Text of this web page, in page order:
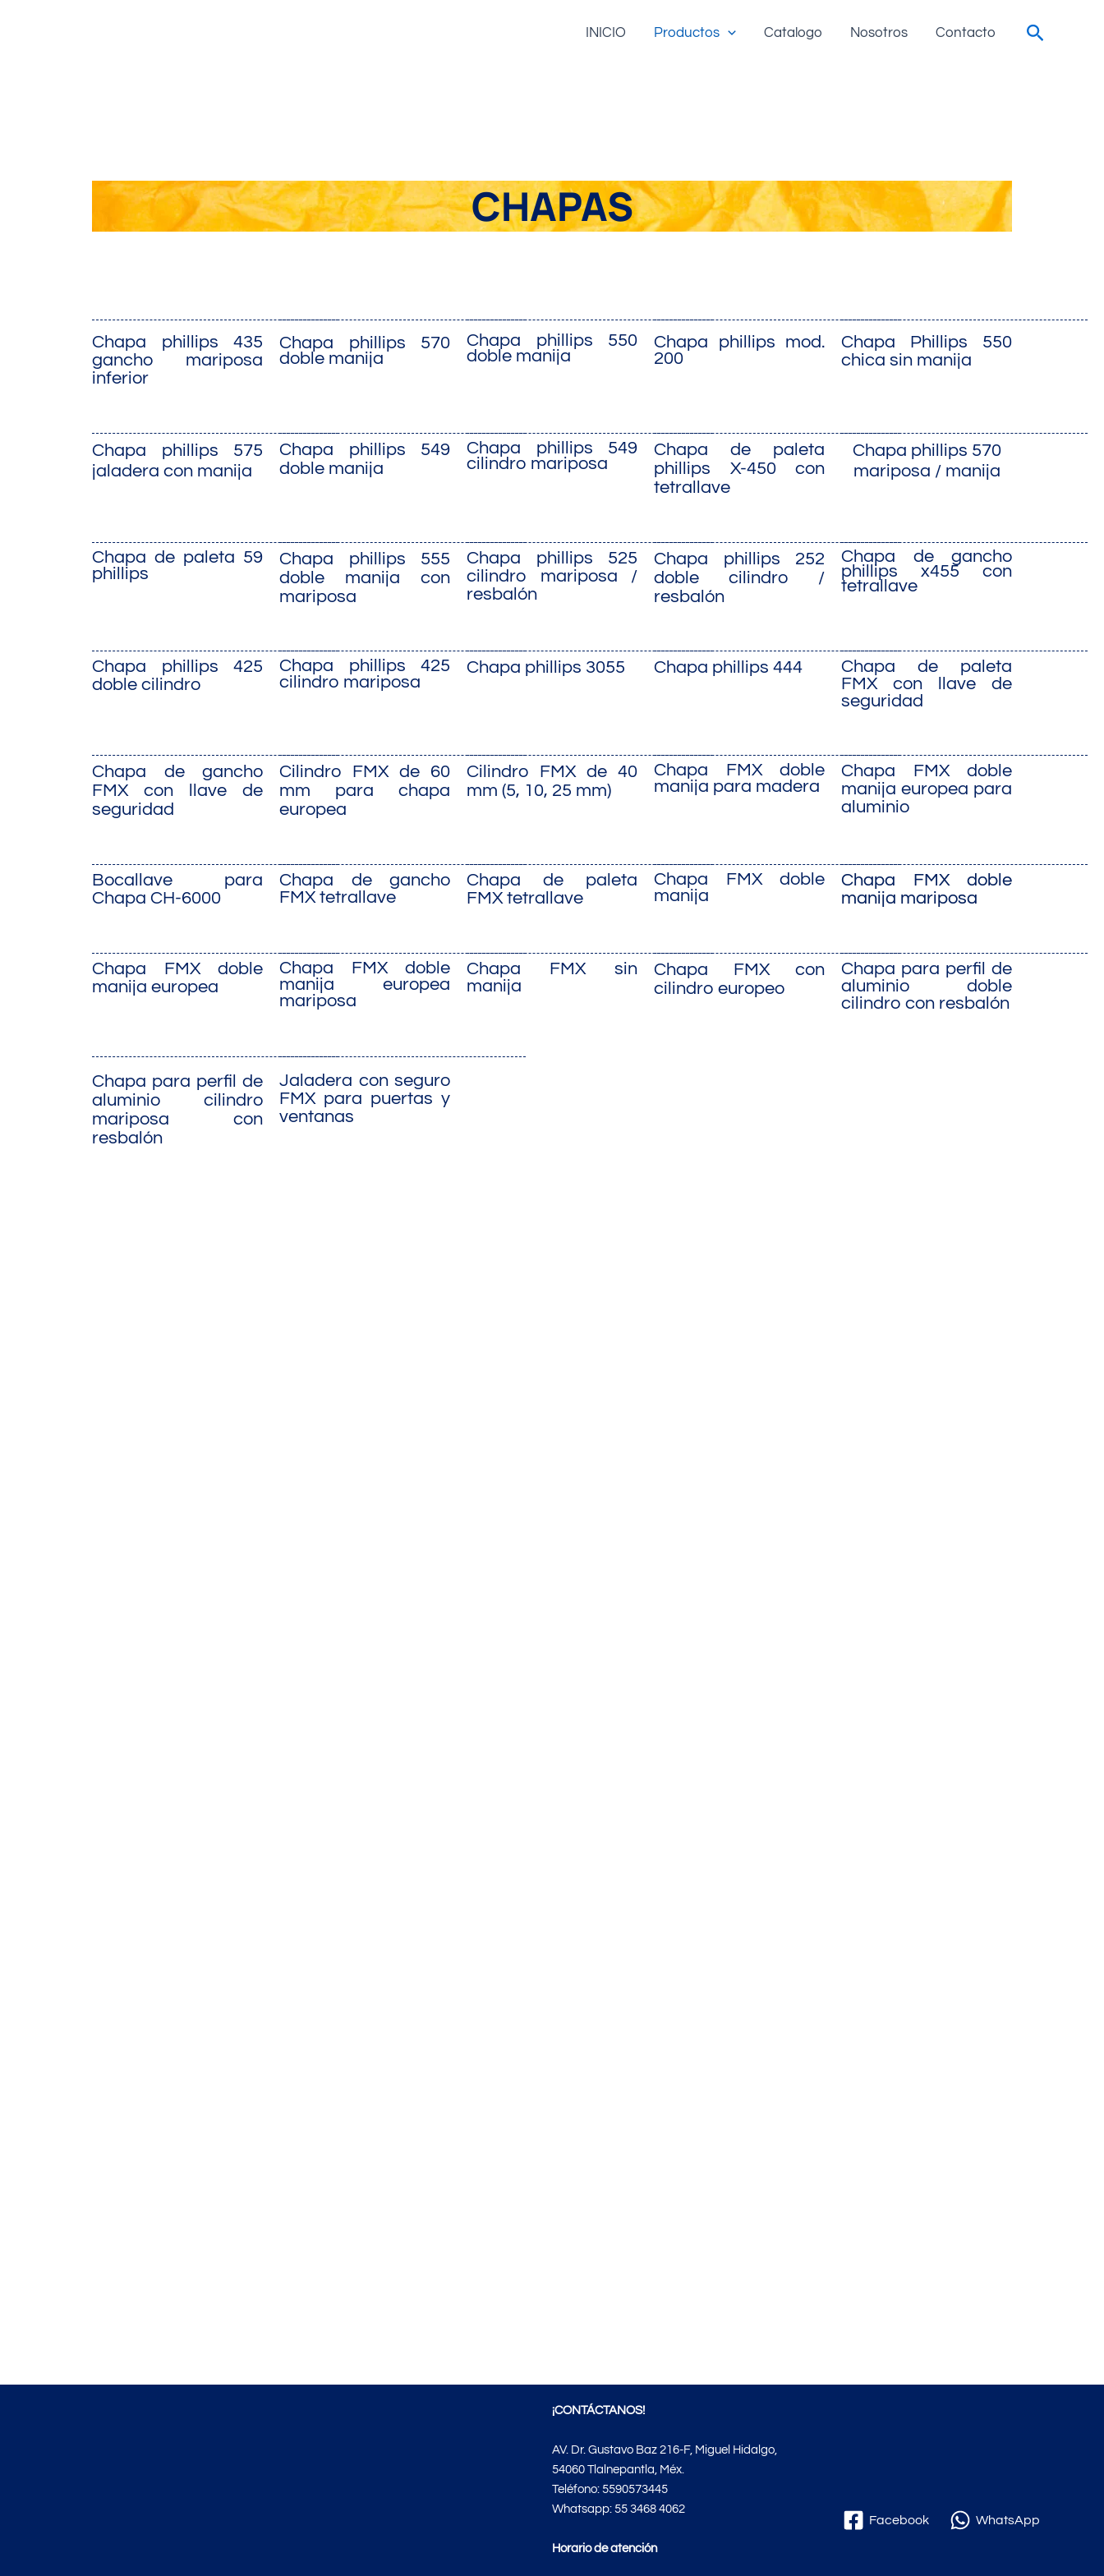
INICIO Productos Catalogo Nosotros Contacto Search
CHAPAS
Chapa phillips 435
gancho mariposa
inferior
Chapa phillips 570
doble manija
Chapa phillips 550
doble manija
Chapa phillips mod.
200
Chapa Phillips 550
chica sin manija
Chapa phillips 575
jaladera con manija
Chapa phillips 549
doble manija
Chapa phillips 549
cilindro mariposa
Chapa de paleta
phillips X-450 con
tetrallave
Chapa phillips 570
mariposa / manija
Chapa de paleta 59
phillips
Chapa phillips 555
doble manija con
mariposa
Chapa phillips 525
cilindro mariposa /
resbalón
Chapa phillips 252
doble cilindro /
resbalón
Chapa de gancho
phillips x455 con
tetrallave
Chapa phillips 425
doble cilindro
Chapa phillips 425
cilindro mariposa
Chapa phillips 3055 Chapa phillips 444
Chapa de paleta
FMX con llave de
seguridad
Chapa de gancho
FMX con llave de
seguridad
Cilindro FMX de 60
mm para chapa
europea
Cilindro FMX de 40
mm (5, 10, 25 mm)
Chapa FMX doble
manija para madera
Chapa FMX doble
manija europea para
aluminio
Bocallave para
Chapa CH-6000
Chapa de gancho
FMX tetrallave
Chapa de paleta
FMX tetrallave
Chapa FMX doble
manija
Chapa FMX doble
manija mariposa
Chapa FMX doble
manija europea
Chapa FMX doble
manija europea
mariposa
Chapa FMX sin
manija
Chapa FMX con
cilindro europeo
Chapa para perfil de
aluminio doble
cilindro con resbalón
Chapa para perfil de
aluminio cilindro
mariposa con
resbalón
Jaladera con seguro
FMX para puertas y
ventanas
¡CONTÁCTANOS!
AV. Dr. Gustavo Baz 216-F, Miguel Hidalgo,
54060 Tlalnepantla, Méx.
Teléfono: 5590573445
Whatsapp: 55 3468 4062
Horario de atención
Facebook WhatsApp